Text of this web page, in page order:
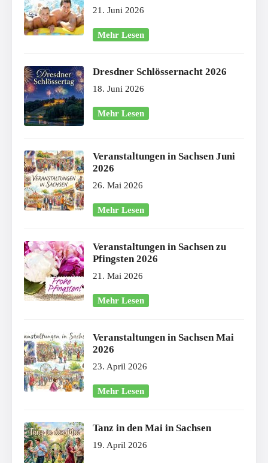
21. Juni 2026
Mehr Lesen
Dresdner Schlössernacht 2026
18. Juni 2026
Mehr Lesen
Veranstaltungen in Sachsen Juni
2026
26. Mai 2026
Mehr Lesen
Veranstaltungen in Sachsen zu
Pfingsten 2026
21. Mai 2026
Mehr Lesen
Veranstaltungen in Sachsen Mai
2026
23. April 2026
Mehr Lesen
Tanz in den Mai in Sachsen
19. April 2026